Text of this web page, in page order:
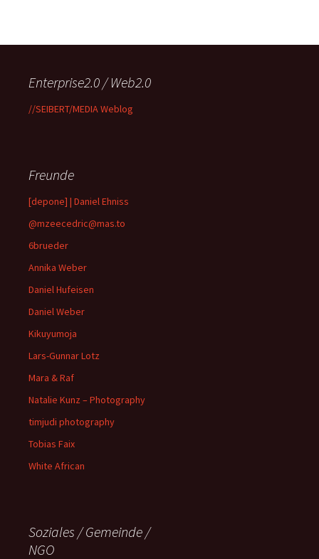
Enterprise2.0 / Web2.0
//SEIBERT/MEDIA Weblog
Freunde
[depone] | Daniel Ehniss
@mzeecedric@mas.to
6brueder
Annika Weber
Daniel Hufeisen
Daniel Weber
Kikuyumoja
Lars-Gunnar Lotz
Mara & Raf
Natalie Kunz – Photography
timjudi photography
Tobias Faix
White African
Soziales / Gemeinde /
NGO